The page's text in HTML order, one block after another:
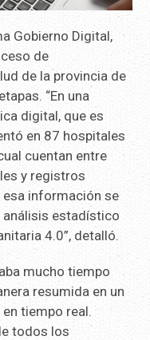
Gobierno Digital,
de
de la provincia de
“En una
digital, que es
en 87 hospitales
cuentan entre
y registros
información se
estadístico
4.0”, detalló.
mucho tiempo
resumida en un
tiempo real.
todos los